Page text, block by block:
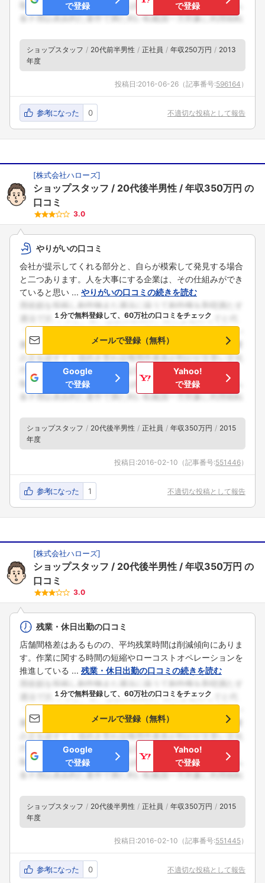
フォローしました
で登録
で登録
ショップスタッフ 20代前半男性 正社員 年収250万円
2013
年度
投稿日:2016-06-26 （記事番号:596164 ）
参考になった 0 不適切な投稿として報告
[株式会社ハローズ]
ショップスタッフ 20代後半男性 年収350万円 の
口コミ
3.0
やりがいの口コミ
会社が提示してくれる部分と、自らが模索して発見する場合
と二つあります。人を大事にする企業は、その仕組みができ
ていると思い ... やりがいの口コミの続きを読む
１分で無料登録して、60万社の口コミをチェック
メールで登録（無料）
Google
で登録
Yahoo!
で登録
ショップスタッフ 20代後半男性 正社員 年収350万円
2015
年度
投稿日:2016-02-10 （記事番号:551446）
参考になった 1 不適切な投稿として報告
[株式会社ハローズ]
ショップスタッフ 20代後半男性 年収350万円 の
口コミ
3.0
残業・休日出勤の口コミ
店舗間格差はあるものの、平均残業時間は削減傾向にありま
す。作業に関する時間の短縮やローコストオペレーションを
推進している ... 残業・休日出勤の口コミの続きを読む
１分で無料登録して、60万社の口コミをチェック
メールで登録（無料）
Google
で登録
Yahoo!
で登録
ショップスタッフ 20代後半男性 正社員 年収350万円
2015
年度
投稿日:2016-02-10 （記事番号:551445）
参考になった 0 不適切な投稿として報告